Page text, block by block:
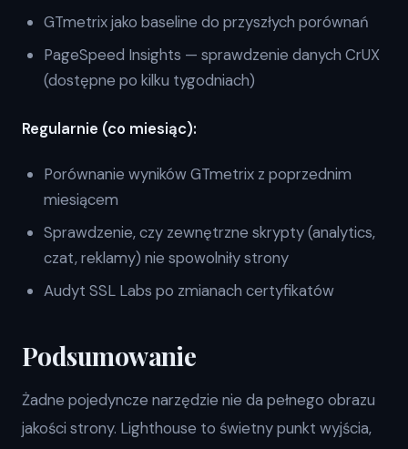
GTmetrix jako baseline do przyszłych porównań
PageSpeed Insights — sprawdzenie danych CrUX
(dostępne po kilku tygodniach)
Regularnie (co miesiąc):
Porównanie wyników GTmetrix z poprzednim
miesiącem
Sprawdzenie, czy zewnętrzne skrypty (analytics,
czat, reklamy) nie spowolniły strony
Audyt SSL Labs po zmianach certyfikatów
Podsumowanie
Żadne pojedyncze narzędzie nie da pełnego obrazu
jakości strony. Lighthouse to świetny punkt wyjścia,